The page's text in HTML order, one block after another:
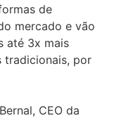
de
mercado e vão
até 3x mais
tradicionais, por
CEO da